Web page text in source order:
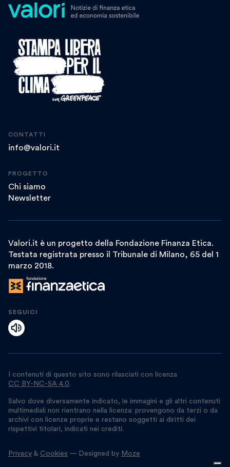
CONTATTI
info@valori.it
PROGETTO
Chi siamo
Newsletter
Valori.it è un progetto della Fondazione Finanza Etica.
Testata registrata presso il Tribunale di Milano, 65 del 1
marzo 2018.
SEGUICI
I contenuti di questo sito sono rilasciati con licenza
CC BY-NC-SA 4.0.
Salvo dove diversamente indicato, le immagini e gli altri contenuti
multimediali non rientrano nella licenza: provengono da terzi o da
archivi con licenze proprie e restano soggetti ai diritti dei
rispettivi titolari, indicati nei crediti.
Privacy & Cookies — Designed by Moze